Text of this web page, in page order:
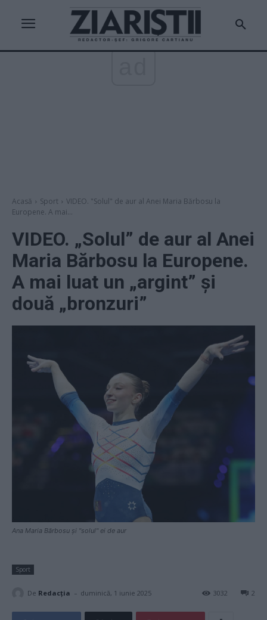
Acasă Sport
VIDEO. "Solul" de aur al Anei Maria Bărbosu la
Europene. A mai...
VIDEO. „Solul” de aur al Anei
Maria Bărbosu la Europene.
A mai luat un „argint” și
două „bronzuri”
Ana Maria Bărbosu și "solul" ei de aur
Sport
De Redacţia - duminică, 1 iunie 2025 2
3032